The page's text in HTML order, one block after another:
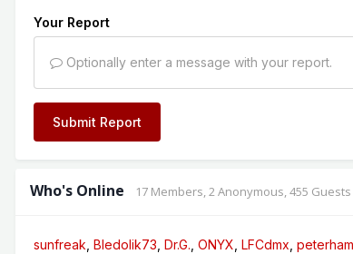
Your Report
Optionally enter a message with your report.
Submit Report
Who's Online 17 Members, 2 Anonymous, 455 Guests
sunfreak Bledolik73 Dr.G. ONYX LFCdmx